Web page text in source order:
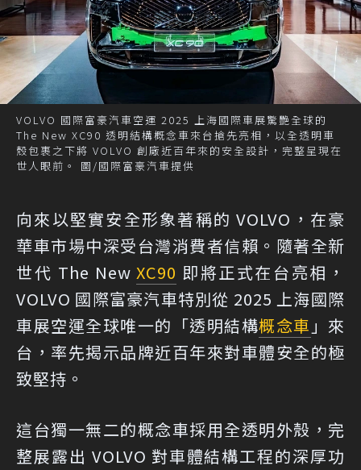
VOLVO 國際富豪汽車空運 2025 上海國際車展驚艷全球的
The New XC90 透明結構概念車來台搶先亮相，以全透明車
殼包裹之下將 VOLVO 創廠近百年來的安全設計，完整呈現在
世人眼前。 圖/國際富豪汽車提供
向來以堅實安全形象著稱的 VOLVO，在豪
華車市場中深受台灣消費者信賴。隨著全新
世代 The NewXC90 即將正式在台亮相，
VOLVO 國際富豪汽車特別從 2025 上海國際
車展空運全球唯一的「透明結構概念車 」來
台，率先揭示品牌近百年來對車體安全的極
致堅持。
這台獨一無二的概念車採用全透明外殼，完
整展露出 VOLVO 對車體結構工程的深厚功